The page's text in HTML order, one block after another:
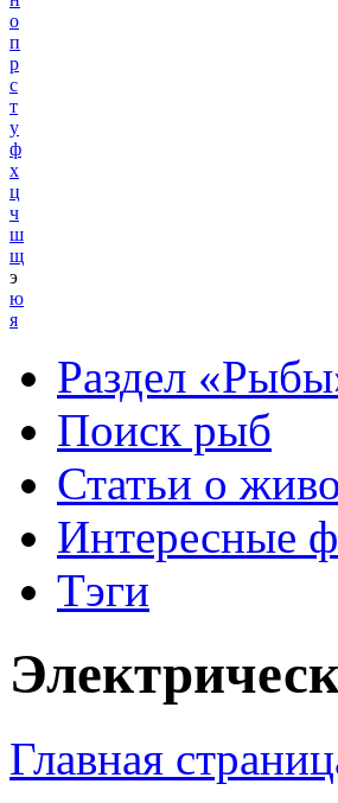
о
п
р
с
т
у
ф
х
ц
ч
ш
щ
э
ю
я
Раздел
Поиск рыб
Статьи о
Интересные
Тэги
Главная